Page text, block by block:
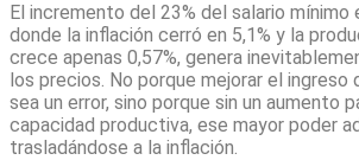
El incremento del 23% del salario
donde la inflación cerró en 5,1% y la
crece apenas 0,57%, genera
los precios. No porque mejorar el ingreso
sea un error, sino porque sin un aumento
capacidad productiva, ese mayor poder
trasladándose a la inflación.